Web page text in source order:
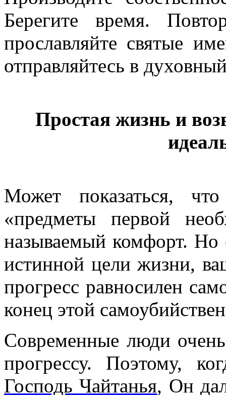
Берегите время.
прославляйте святые
отправляйтесь в
Простая жизнь и
Может показаться,
«предметы первой
называемый комфорт. Но
истинной цели жизни,
прогресс равносилен
конец этой
Современные люди
прогрессу. Поэтому,
Господь Чайтанья, Он